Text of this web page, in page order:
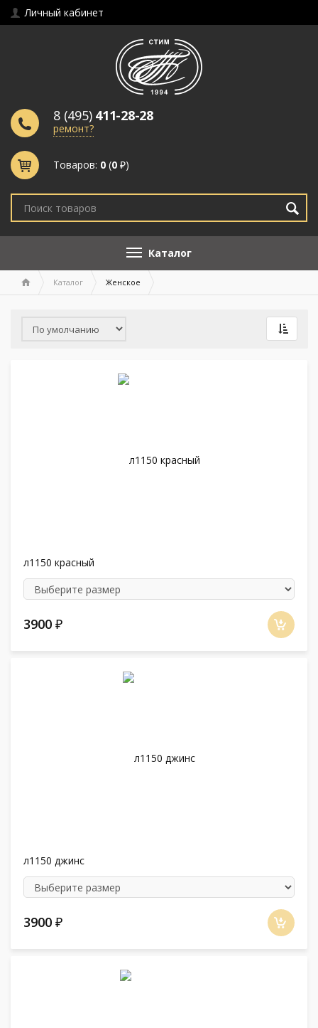
Личный кабинет
8 (495) 411-28-28
ремонт?
Товаров: 0 (0 ₽)
Каталог
Каталог Женское
л1150 красный
3900 ₽
л1150 джинс
3900 ₽